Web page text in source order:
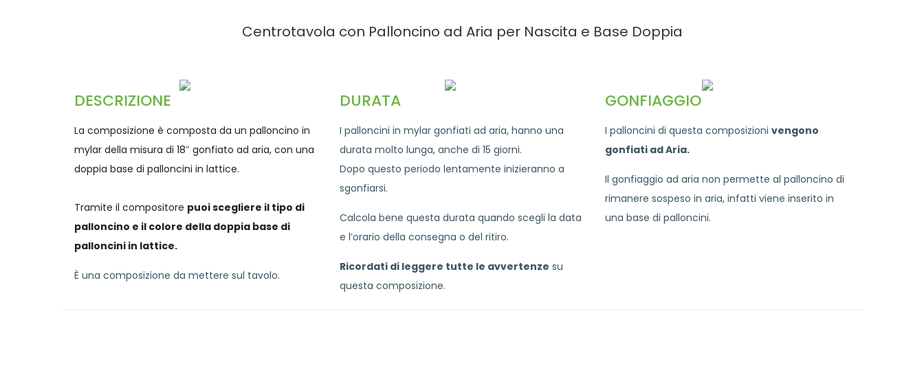
Centrotavola con Palloncino ad Aria per Nascita e Base Doppia
DESCRIZIONE
La composizione è composta da un palloncino in
mylar della misura di 18″ gonfiato ad aria, con una
doppia base di palloncini in lattice.
Tramite il compositore puoi scegliere il tipo di
palloncino e il colore della doppia base di
palloncini in lattice.
È una composizione da mettere sul tavolo.
DURATA
I palloncini in mylar gonfiati ad aria, hanno una
durata molto lunga, anche di 15 giorni.
Dopo questo periodo lentamente inizieranno a
sgonfiarsi.
Calcola bene questa durata quando scegli la data
e l’orario della consegna o del ritiro.
Ricordati di leggere tutte le avvertenze su
questa composizione.
GONFIAGGIO
I palloncini di questa composizioni vengono
gonfiati ad Aria.
Il gonfiaggio ad aria non permette al palloncino di
rimanere sospeso in aria, infatti viene inserito in
una base di palloncini.